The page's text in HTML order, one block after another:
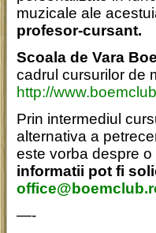
muzicale ale
profesor-cursant.
Scoala de Vara
cadrul cursurilor de
http://
Prin intermediul
alternativa a
este vorba despre
informatii pot fi
—-